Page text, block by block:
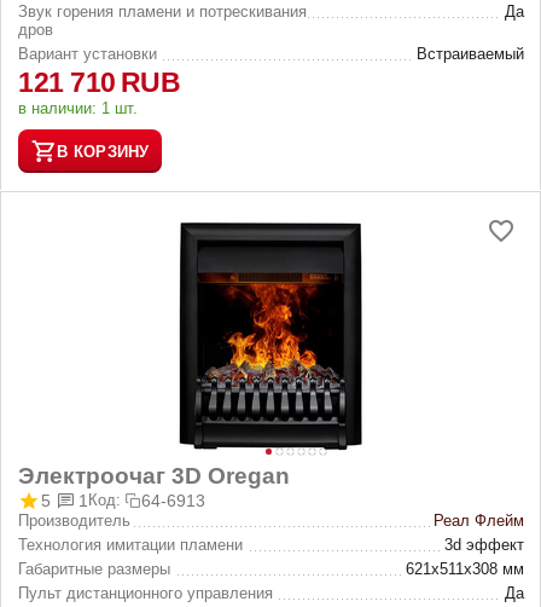
Звук горения пламени и потрескивания
дров
Да
Вариант установки Встраиваемый
121 710 RUB
в наличии: 1 шт.
В КОРЗИНУ
Электроочаг 3D Oregan
5 1 Код: 64-6913
Производитель
Реал Флейм
Технология имитации пламени
3d эффект
Габаритные размеры
621х511х308 мм
Пульт дистанционного управления
Да